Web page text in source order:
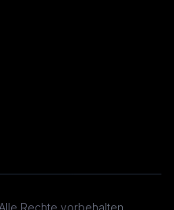
Alle Rechte vorbehalten